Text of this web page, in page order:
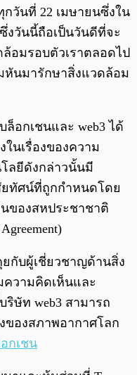
วันที่ 22 เมษายนซึ่งใน
งวันนี้ถือเป็นวันดีที่จะ
อมรอบตัวเราตลอดไป
หันมารักษาสิ่งแวดล้อม
อกเชนและ web3 ได้
ในเรื่องของความ
ลยีดังกล่าวนั้นมี
ทัศน์ที่ถูกกำหนดโดย
ของสหประชาชาติ
ยกับผู้เชี่ยวชาญด้านสิ่ง
วามคิดเห็นและ
ษัท web3 สามารถ
ของสภาพอากาศโลก
กเชน